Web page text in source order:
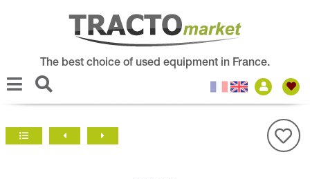
The best choice of used equipment in France.